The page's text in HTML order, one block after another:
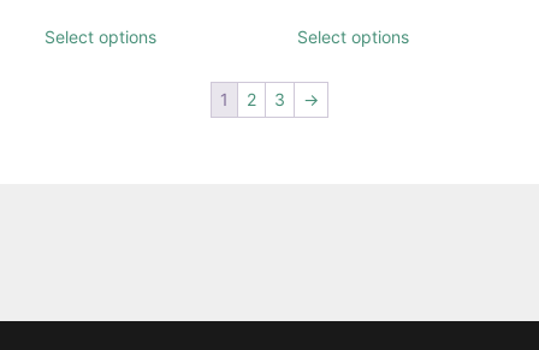
Select options Select options
1 2 3 →